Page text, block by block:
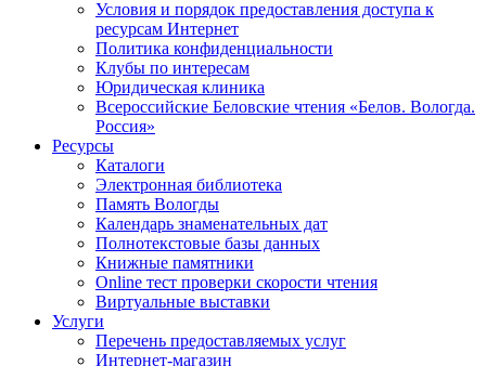
Условия и порядок предоставления доступа к
ресурсам Интернет
Политика конфиденциальности
Клубы по интересам
Юридическая клиника
Всероссийские Беловские чтения «Белов. Вологда.
Россия»
Ресурсы
Каталоги
Электронная библиотека
Память Вологды
Календарь знаменательных дат
Полнотекстовые базы данных
Книжные памятники
Online тест проверки скорости чтения
Виртуальные выставки
Услуги
Перечень предоставляемых услуг
Интернет-магазин